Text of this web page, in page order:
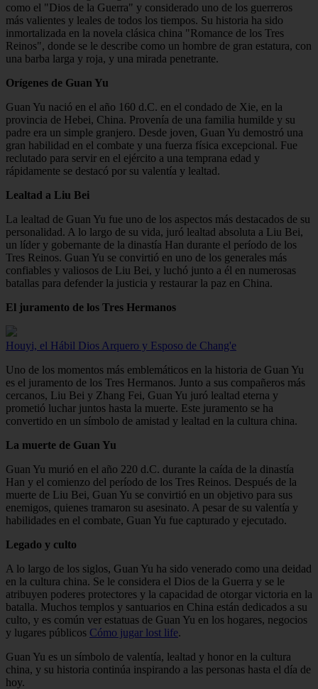
como el "Dios de la Guerra" y considerado uno de los guerreros
más valientes y leales de todos los tiempos. Su historia ha sido
inmortalizada en la novela clásica china "Romance de los Tres
Reinos", donde se le describe como un hombre de gran estatura, con
una barba larga y roja, y una mirada penetrante.
Orígenes de Guan Yu
Guan Yu nació en el año 160 d.C. en el condado de Xie, en la
provincia de Hebei, China. Provenía de una familia humilde y su
padre era un simple granjero. Desde joven, Guan Yu demostró una
gran habilidad en el combate y una fuerza física excepcional. Fue
reclutado para servir en el ejército a una temprana edad y
rápidamente se destacó por su valentía y lealtad.
Lealtad a Liu Bei
La lealtad de Guan Yu fue uno de los aspectos más destacados de su
personalidad. A lo largo de su vida, juró lealtad absoluta a Liu Bei,
un líder y gobernante de la dinastía Han durante el período de los
Tres Reinos. Guan Yu se convirtió en uno de los generales más
confiables y valiosos de Liu Bei, y luchó junto a él en numerosas
batallas para defender la justicia y restaurar la paz en China.
El juramento de los Tres Hermanos
Houyi, el Hábil Dios Arquero y Esposo de Chang'e
Uno de los momentos más emblemáticos en la historia de Guan Yu
es el juramento de los Tres Hermanos. Junto a sus compañeros más
cercanos, Liu Bei y Zhang Fei, Guan Yu juró lealtad eterna y
prometió luchar juntos hasta la muerte. Este juramento se ha
convertido en un símbolo de amistad y lealtad en la cultura china.
La muerte de Guan Yu
Guan Yu murió en el año 220 d.C. durante la caída de la dinastía
Han y el comienzo del período de los Tres Reinos. Después de la
muerte de Liu Bei, Guan Yu se convirtió en un objetivo para sus
enemigos, quienes tramaron su asesinato. A pesar de su valentía y
habilidades en el combate, Guan Yu fue capturado y ejecutado.
Legado y culto
A lo largo de los siglos, Guan Yu ha sido venerado como una deidad
en la cultura china. Se le considera el Dios de la Guerra y se le
atribuyen poderes protectores y la capacidad de otorgar victoria en la
batalla. Muchos templos y santuarios en China están dedicados a su
culto, y es común ver estatuas de Guan Yu en los hogares, negocios
y lugares públicos Cómo jugar lost life.
Guan Yu es un símbolo de valentía, lealtad y honor en la cultura
china, y su historia continúa inspirando a las personas hasta el día de
hoy.